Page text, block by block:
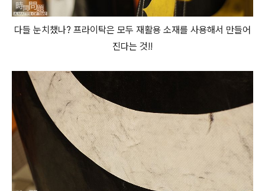
다들 눈치챘나? 프라이탁은 모두 재활용 소재를 사용해서 만들어
진다는 것!!